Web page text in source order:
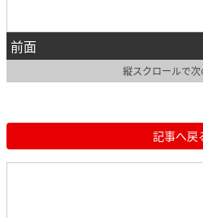
前面
縦スクロールで
記事へ戻